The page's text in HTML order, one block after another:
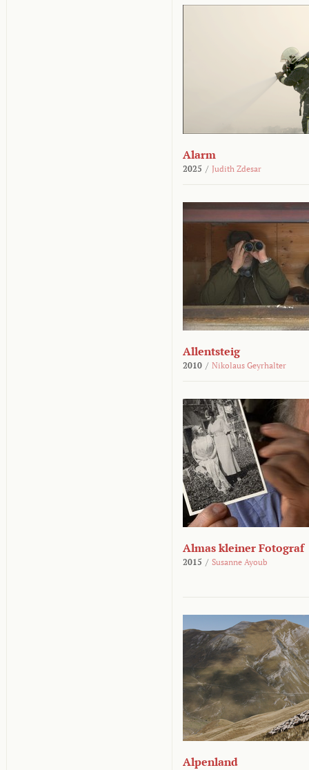
Alarm
2025 / Judith Zdesar
Allentsteig
2010 / Nikolaus Geyrhalter
Almas kleiner Fotograf
2015 / Susanne Ayoub
Alpenland